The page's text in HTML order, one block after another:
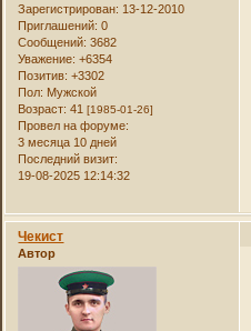
Зарегистрирован: 13-12-2010
Приглашений: 0
Сообщений: 3682
Уважение: +6354
Позитив: +3302
Пол: Мужской
Возраст: 41[1985-01-26]
Провел на форуме:
3 месяца 10 дней
Последний визит:
19-08-2025 12:14:32
Чекист
Автор